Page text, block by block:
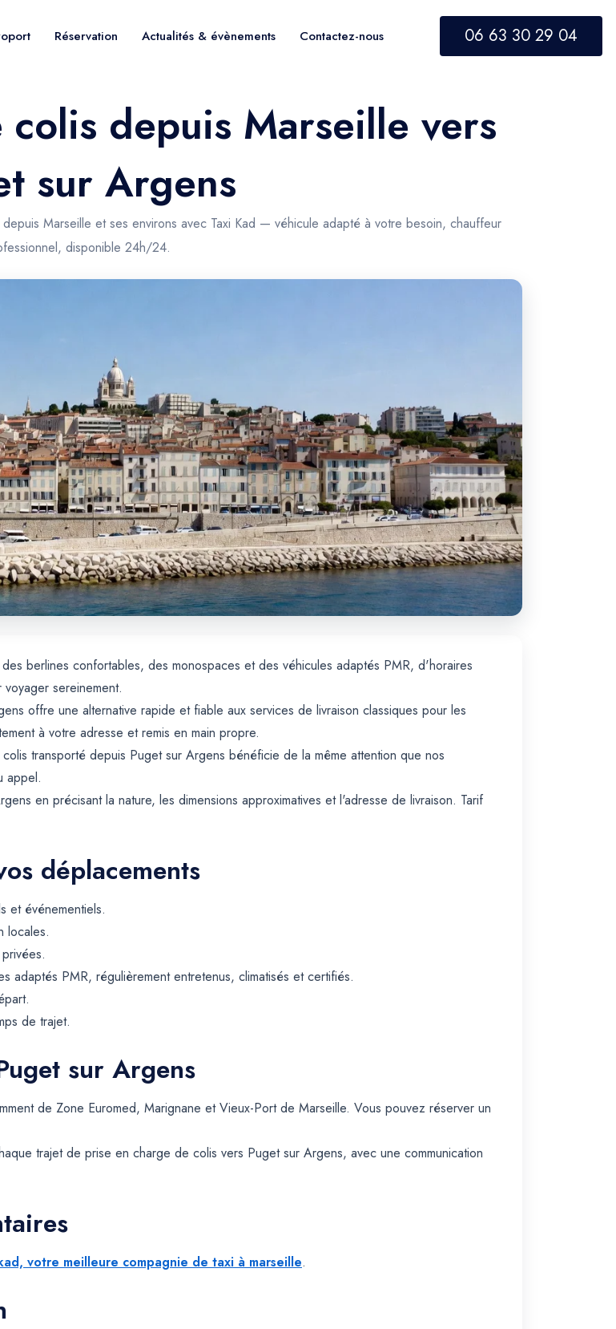
Réservation Actualités & évènements Contactez-nous 06 63 30 29 04
depuis Marseille vers
sur Argens
Marseille et ses environs avec Taxi Kad — véhicule adapté à votre besoin, chauffeur
disponible 24h/24.
berlines confortables, des monospaces et des véhicules adaptés PMR, d'horaires
sereinement.
offre une alternative rapide et fiable aux services de livraison classiques pour les
à votre adresse et remis en main propre.
transporté depuis Puget sur Argens bénéficie de la même attention que nos
appel.
en précisant la nature, les dimensions approximatives et l'adresse de livraison. Tarif
déplacements
et événementiels.
locales.
adaptés PMR, régulièrement entretenus, climatisés et certifiés.
de trajet.
sur Argens
de Zone Euromed, Marignane et Vieux-Port de Marseille. Vous pouvez réserver un
trajet de prise en charge de colis vers Puget sur Argens, avec une communication
votre meilleure compagnie de taxi à marseille.